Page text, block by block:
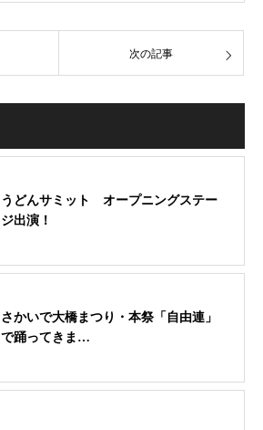
次の記事
うどんサミット オープニングステー
ジ出演！
さかいで大橋まつり・本祭「自由連」
で踊ってきま…